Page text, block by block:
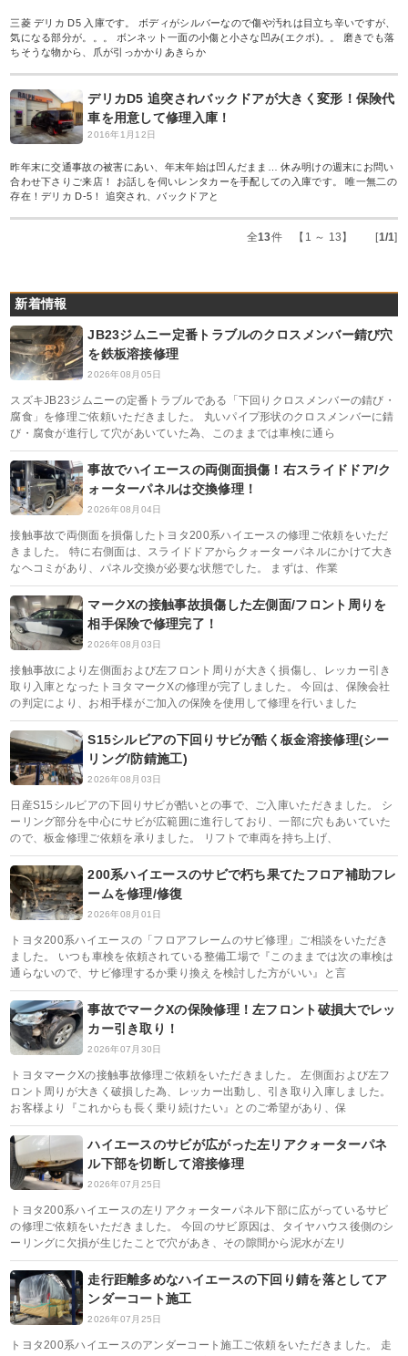
三菱 デリカ D5 入庫です。 ボディがシルバーなので傷や汚れは目立ち辛いですが、
気になる部分が。。。 ボンネット一面の小傷と小さな凹み(エクボ)。。 磨きでも落
ちそうな物から、爪が引っかかりあきらか
デリカD5 追突されバックドアが大きく変形！保険代
車を用意して修理入庫！
2016年1月12日
昨年末に交通事故の被害にあい、年末年始は凹んだまま… 休み明けの週末にお問い
合わせ下さりご来店！ お話しを伺いレンタカーを手配しての入庫です。 唯一無二の
存在！デリカ D-5！ 追突され、バックドアと
全13件 【1 ～ 13】 [1/1]
新着情報
JB23ジムニー定番トラブルのクロスメンバー錆び穴
を鉄板溶接修理
2026年08月05日
スズキJB23ジムニーの定番トラブルである「下回りクロスメンバーの錆び・
腐食」を修理ご依頼いただきました。 丸いパイプ形状のクロスメンバーに錆
び・腐食が進行して穴があいていた為、このままでは車検に通ら
事故でハイエースの両側面損傷！右スライドドア/ク
ォーターパネルは交換修理！
2026年08月04日
接触事故で両側面を損傷したトヨタ200系ハイエースの修理ご依頼をいただ
きました。 特に右側面は、スライドドアからクォーターパネルにかけて大き
なヘコミがあり、パネル交換が必要な状態でした。 まずは、作業
マークXの接触事故損傷した左側面/フロント周りを
相手保険で修理完了！
2026年08月03日
接触事故により左側面および左フロント周りが大きく損傷し、レッカー引き
取り入庫となったトヨタマークXの修理が完了しました。 今回は、保険会社
の判定により、お相手様がご加入の保険を使用して修理を行いました
S15シルビアの下回りサビが酷く板金溶接修理(シー
リング/防錆施工)
2026年08月03日
日産S15シルビアの下回りサビが酷いとの事で、ご入庫いただきました。 シ
ーリング部分を中心にサビが広範囲に進行しており、一部に穴もあいていた
ので、板金修理ご依頼を承りました。 リフトで車両を持ち上げ、
200系ハイエースのサビで朽ち果てたフロア補助フレ
ームを修理/修復
2026年08月01日
トヨタ200系ハイエースの「フロアフレームのサビ修理」ご相談をいただき
ました。 いつも車検を依頼されている整備工場で『このままでは次の車検は
通らないので、サビ修理するか乗り換えを検討した方がいい』と言
事故でマークXの保険修理！左フロント破損大でレッ
カー引き取り！
2026年07月30日
トヨタマークXの接触事故修理ご依頼をいただきました。 左側面および左フ
ロント周りが大きく破損した為、レッカー出動し、引き取り入庫しました。
お客様より『これからも長く乗り続けたい』とのご希望があり、保
ハイエースのサビが広がった左リアクォーターパネ
ル下部を切断して溶接修理
2026年07月25日
トヨタ200系ハイエースの左リアクォーターパネル下部に広がっているサビ
の修理ご依頼をいただきました。 今回のサビ原因は、タイヤハウス後側のシ
ーリングに欠損が生じたことで穴があき、その隙間から泥水が左リ
走行距離多めなハイエースの下回り錆を落としてア
ンダーコート施工
2026年07月25日
トヨタ200系ハイエースのアンダーコート施工ご依頼をいただきました。 走